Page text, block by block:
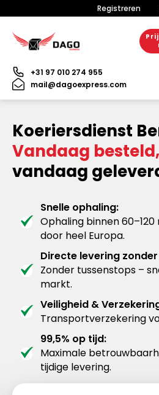
Registreren
+31 97 010 274 955
mail@dagoexpress.com
Koeriersdienst
Vandaag besteld,
vandaag
Snelle ophaling:
Ophaling binnen
door heel Europa.
Directe levering
Zonder tussenstops –
markt.
Veiligheid &
Transportverzekering
99,5% op tijd:
Maximale
tijdige levering.